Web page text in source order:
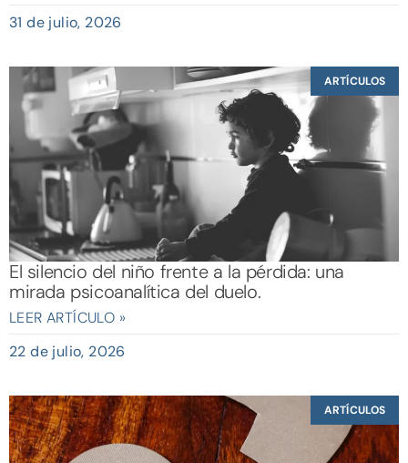
31 de julio, 2026
ARTÍCULOS
El silencio del niño frente a la pérdida: una
mirada psicoanalítica del duelo.
LEER ARTÍCULO »
22 de julio, 2026
ARTÍCULOS